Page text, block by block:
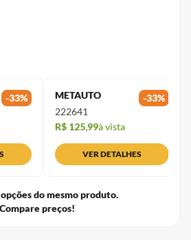
-33%
METAUTO -33%
222641
R$ 125,99à vista
VER DETALHES
do mesmo produto.
Compare preços!